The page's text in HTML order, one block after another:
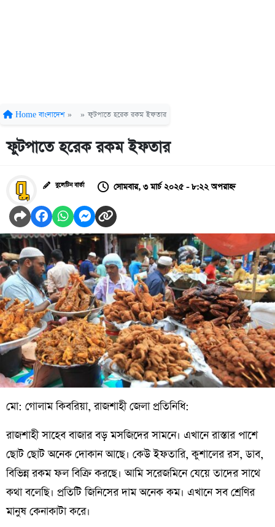
Home বাংলাদেশ » » ফুটপাতে হরেক রকম ইফতার
ফুটপাতে হরেক রকম ইফতার
বুলেটিন বার্তা সোমবার, ৩ মার্চ ২০২৫ - ৮:২২ অপরাহ্ন
মো: গোলাম কিবরিয়া, রাজশাহী জেলা প্রতিনিধি:
রাজশাহী সাহেব বাজার বড় মসজিদের সামনে। এখানে রাস্তার পাশে
ছোট ছোট অনেক দোকান আছে। কেউ ইফতারি, কুশালের রস, ডাব,
বিভিন্ন রকম ফল বিক্রি করছে। আমি সরেজমিনে যেয়ে তাদের সাথে
কথা বলেছি। প্রতিটি জিনিসের দাম অনেক কম। এখানে সব শ্রেণির
মানুষ কেনাকাটা করে।